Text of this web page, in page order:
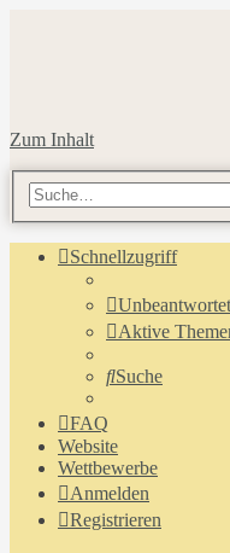
Zum Inhalt
Schnellzugriff
Aktive
Suche
FAQ
Website
Wettbewerbe
Anmelden
Registrieren